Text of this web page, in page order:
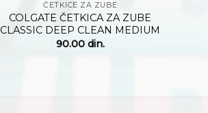
ČETKICE ZA ZUBE
COLGATE ČETKICA ZA ZUBE
CLASSIC DEEP CLEAN MEDIUM
90.00 din.